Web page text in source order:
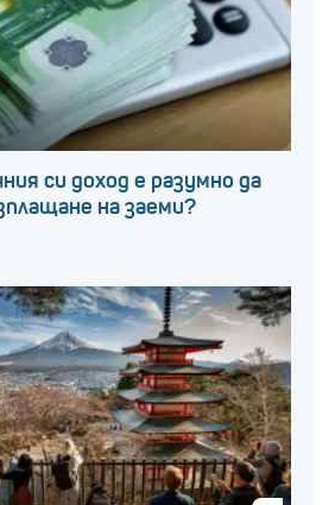
си доход е разумно да
на заеми?